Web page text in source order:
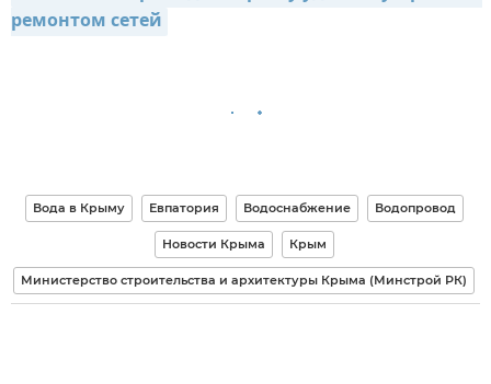
ремонтом сетей
Вода в Крыму Евпатория Водоснабжение Водопровод
Новости Крыма Крым
Министерство строительства и архитектуры Крыма (Минстрой РК)